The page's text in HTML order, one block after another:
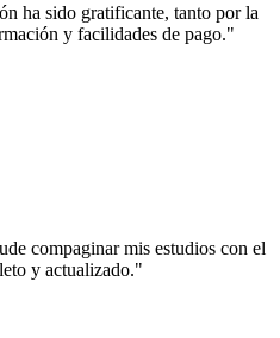
ha sido gratificante, tanto por la
y facilidades de pago."
compaginar mis estudios con el
y actualizado."